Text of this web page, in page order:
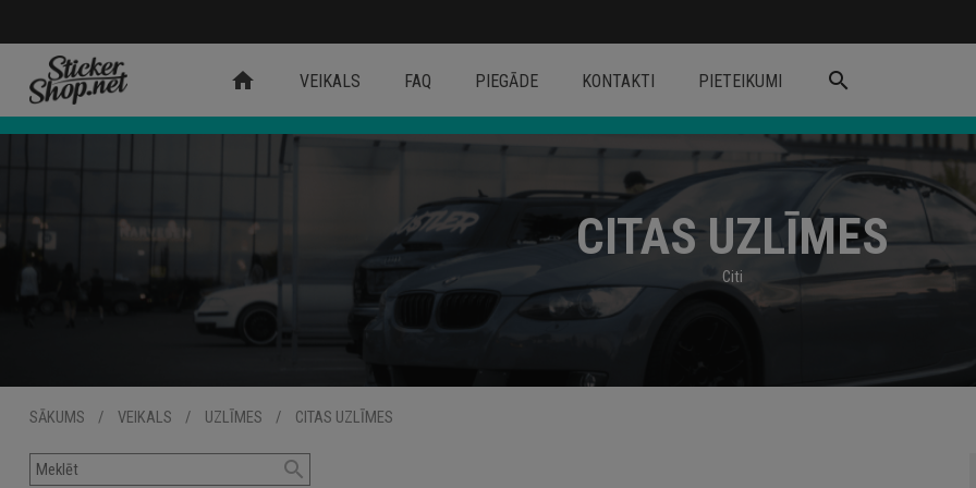
home VEIKALS FAQ PIEGĀDE KONTAKTI PIETEIKUMI search
CITAS UZLĪMES
Citi
SĀKUMS / VEIKALS / UZLĪMES / CITAS UZLĪMES
search